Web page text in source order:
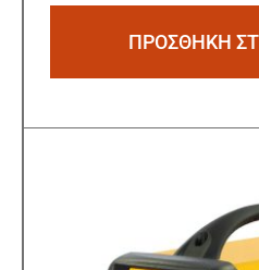
ΠΡΟΣΘΗΚΗ